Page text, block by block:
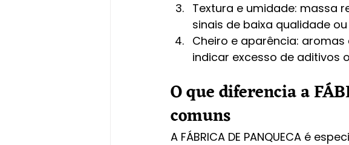
Textura e umidade: massa
sinais de baixa qualidade
Cheiro e aparência:
indicar excesso de aditivos
O que diferencia a
comuns
A FÁBRICA DE PANQUECA é